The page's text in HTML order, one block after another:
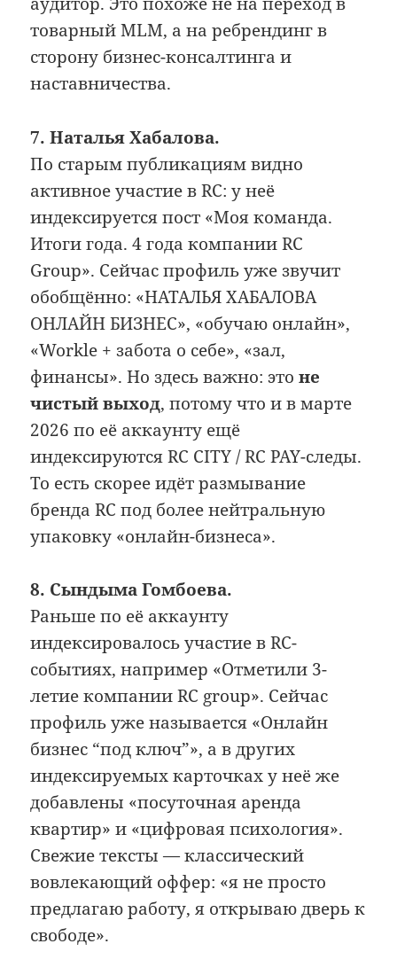
товарный MLM, а на ребрендинг в
сторону бизнес-консалтинга и
наставничества.
7. Наталья Хабалова.
По старым публикациям видно
активное участие в RC: у неё
индексируется пост «Моя команда.
Итоги года. 4 года компании RC
Group». Сейчас профиль уже звучит
обобщённо: «НАТАЛЬЯ ХАБАЛОВА
ОНЛАЙН БИЗНЕС», «обучаю онлайн»,
«Workle + забота о себе», «зал,
финансы». Но здесь важно: этоне
чистый выход, потому что и в марте
2026 по её аккаунту ещё
индексируются RC CITY / RC PAY-следы.
То есть скорее идёт размывание
бренда RC под более нейтральную
упаковку «онлайн-бизнеса».
8. Сындыма Гомбоева.
Раньше по её аккаунту
индексировалось участие в RC-
событиях, например «Отметили 3-
летие компании RC group». Сейчас
профиль уже называется «Онлайн
бизнес “под ключ”», а в других
индексируемых карточках у неё же
добавлены «посуточная аренда
квартир» и «цифровая психология».
Свежие тексты — классический
вовлекающий оффер: «я не просто
предлагаю работу, я открываю дверь к
свободе».